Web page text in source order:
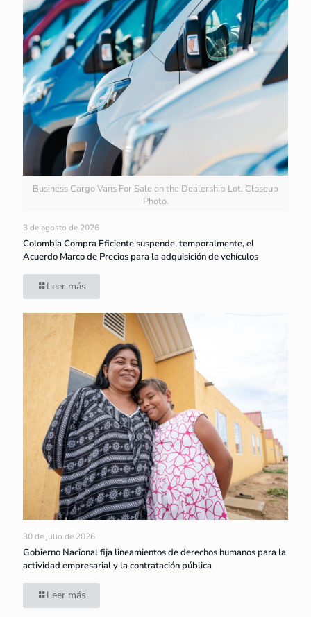
Business Cargo Vans For Sale on the Dealership Lot. Closeup
Photo.
3 de agosto de 2026
Colombia Compra Eficiente suspende, temporalmente, el
Acuerdo Marco de Precios para la adquisición de vehículos
Leer más
30 de julio de 2026
Gobierno Nacional fija lineamientos de derechos humanos para la
actividad empresarial y la contratación pública
Leer más